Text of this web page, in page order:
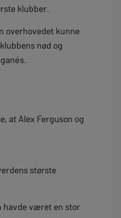
klubber.
overhovedet kunne
nød og
at Alex Ferguson og
største
havde været en stor